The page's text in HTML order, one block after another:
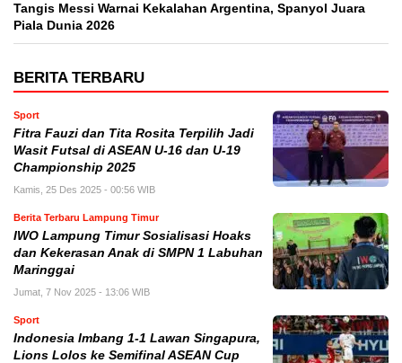
Tangis Messi Warnai Kekalahan Argentina, Spanyol Juara
Piala Dunia 2026
BERITA TERBARU
Sport
Fitra Fauzi dan Tita Rosita Terpilih Jadi
Wasit Futsal di ASEAN U-16 dan U-19
Championship 2025
Kamis, 25 Des 2025 - 00:56 WIB
Berita Terbaru Lampung Timur
IWO Lampung Timur Sosialisasi Hoaks
dan Kekerasan Anak di SMPN 1 Labuhan
Maringgai
Jumat, 7 Nov 2025 - 13:06 WIB
Sport
Indonesia Imbang 1-1 Lawan Singapura,
Lions Lolos ke Semifinal ASEAN Cup